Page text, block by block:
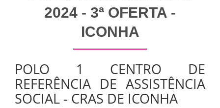
2024 - 3ª OFERTA -
ICONHA
POLO 1 CENTRO DE
REFERÊNCIA DE ASSISTÊNCIA
SOCIAL - CRAS DE ICONHA